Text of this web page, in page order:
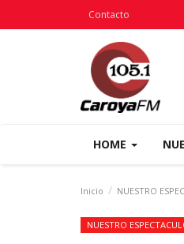
Contacto
HOME
Inicio NUESTRO
NUESTRO